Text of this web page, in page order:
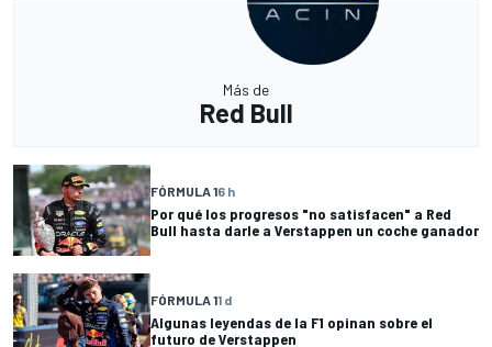
Más de
Red Bull
FÓRMULA 16 h
Por qué los progresos "no satisfacen" a Red
Bull hasta darle a Verstappen un coche ganador
FÓRMULA 11 d
Algunas leyendas de la F1 opinan sobre el
futuro de Verstappen